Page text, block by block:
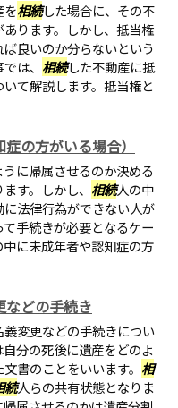
を相続した場合に、その不
ります。しかし、抵当権
良いのか分らないという
は、 相続した不動産に抵
て解説します。抵当権と
の方がいる場合）
に帰属させるのか決める
す。しかし、 相続人の中
法律行為ができない人が
手続きが必要となるケー
中に未成年者や認知症の方
などの手続き
義変更などの手続きについ
分の死後に遺産をどのよ
書のことをいいます。 相
続人らの共有状態となりま